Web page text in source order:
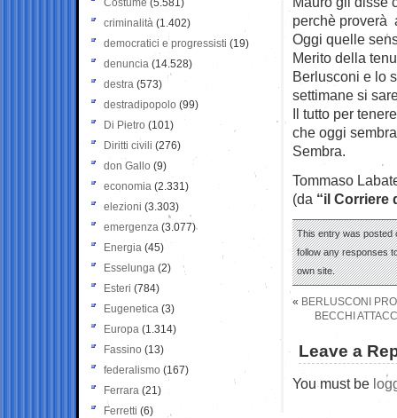
perchè proverà
Oggi quelle
Merito della
Berlusconi e lo
settimane si
Il tutto per
che oggi
Sembra.
Tommaso
(da “il Corriere
This entry was posted
follow any responses
own site.
« BERLUSCONI
BECCHI
Leave a
You must be
Costume (5.581)
criminalità (1.402)
democratici e progressisti (19)
denuncia (14.528)
destra (573)
destradipopolo (99)
Di Pietro (101)
Diritti civili (276)
don Gallo (9)
economia (2.331)
elezioni (3.303)
emergenza (3.077)
Energia (45)
Esselunga (2)
Esteri (784)
Eugenetica (3)
Europa (1.314)
Fassino (13)
federalismo (167)
Ferrara (21)
Ferretti (6)